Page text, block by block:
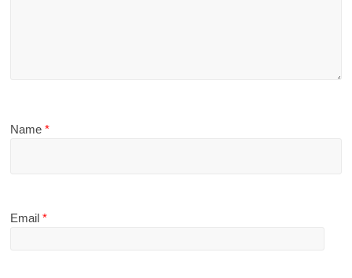
Name*
Email*